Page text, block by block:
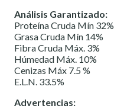
Análisis Garantizado:
Proteína Cruda Mín 32%
Grasa Cruda Mín 14%
Fibra Cruda Máx. 3%
Húmedad Máx. 10%
Cenizas Máx 7.5 %
E.L.N. 33.5%
Advertencias: